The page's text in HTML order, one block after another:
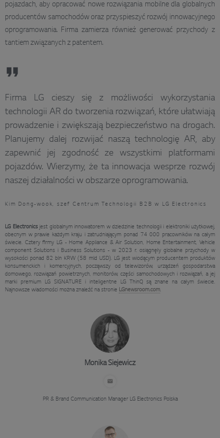
pojazdach, aby opracować nowe rozwiązania mobilne dla globalnych
producentów samochodów oraz przyspieszyć rozwój innowacyjnego
oprogramowania. Firma zamierza również generować przychody z
tantiem związanych z patentem.
Firma LG cieszy się z możliwości wykorzystania
technologii AR do tworzenia rozwiązań, które ułatwiają
prowadzenie i zwiększają bezpieczeństwo na drogach.
Planujemy dalej rozwijać naszą technologię AR, aby
zapewnić jej zgodność ze wszystkimi platformami
pojazdów. Wierzymy, że ta innowacja wesprze rozwój
naszej działalności w obszarze oprogramowania.
Kim Dong-wook, szef Centrum Technologii B2B w LG Electronics
LG Electronicsjest globalnym innowatorem w dziedzinie technologii i elektroniki użytkowej,
obecnym w prawie każdym kraju i zatrudniającym ponad 74 000 pracowników na całym
świecie. Cztery firmy LG - Home Appliance & Air Solution, Home Entertainment, Vehicle
component Solutions i Business Solutions - w 2023 r. osiągnęły globalne przychody w
wysokości ponad 82 bln KRW (58 mld USD). LG jest wiodącym producentem produktów
konsumenckich i komercyjnych, począwszy od telewizorów, urządzeń gospodarstwa
domowego, rozwiązań powietrznych, monitorów, części samochodowych i rozwiązań, a jej
marki premium LG SIGNATURE i inteligentne LG ThinQ są znane na całym świecie.
Najnowsze wiadomości można znaleźć na stronie LGnewsroom.com.
Monika Siejewicz
PR & Brand Communication ManagerLG Electronics Polska